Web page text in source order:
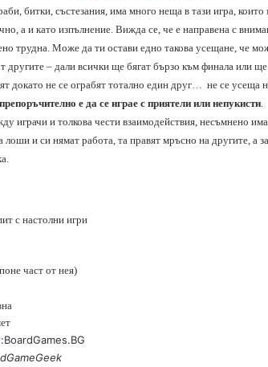
битки, състезания, има много неща в тази игра, които
а и като изпълнение. Вижда се, че е направена с
трудна. Може да ти остави едно такова усещане, че
другите – дали всички ще бягат бързо към финала или
докато не се ограбят тотално един друг… не се усеща
препоръчително е да се играе с приятели или непукисти.
играчи и толкова чести взаимодействия, несъмнено
и си нямат работа, та правят мръсно на другите, а
с настолни игри
част от нея)
BoardGames.BG